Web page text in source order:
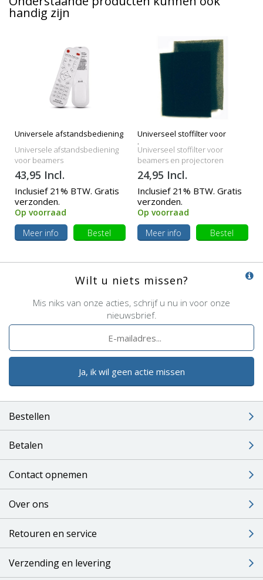
handig zijn
Universele afstandsbediening
Universele afstandsbediening
voor beamers
43,95 Incl.
Inclusief 21% BTW. Gratis
verzonden.
Op voorraad
Meer info
Bestel
Universeel stoffilter voor
beamers
Universeel stoffilter voor
beamers en projectoren
24,95 Incl.
Inclusief 21% BTW. Gratis
verzonden.
Op voorraad
Meer info
Bestel
Wilt u niets missen?
Mis niks van onze acties, schrijf u nu in voor onze
nieuwsbrief.
Ja, ik wil geen actie missen
Bestellen
Betalen
Contact opnemen
Over ons
Retouren en service
Verzending en levering